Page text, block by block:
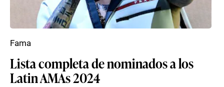
Lista completa de nominados a los
Latin AMAs 2024
Fama